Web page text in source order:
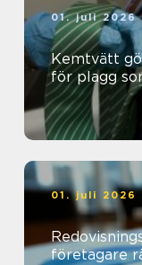
01. juli 2026
Kemtvätt göteborg
för plagg
01. juli 2026
företagare